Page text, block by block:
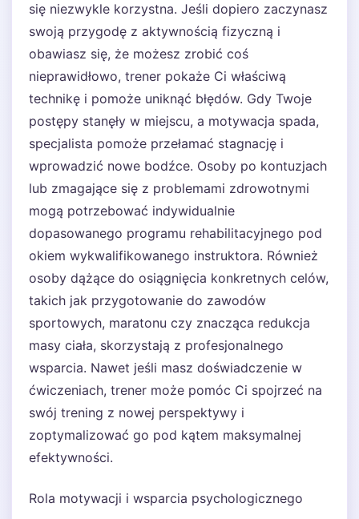
się niezwykle korzystna. Jeśli dopiero zaczynasz
swoją przygodę z aktywnością fizyczną i
obawiasz się, że możesz zrobić coś
nieprawidłowo, trener pokaże Ci właściwą
technikę i pomoże uniknąć błędów. Gdy Twoje
postępy stanęły w miejscu, a motywacja spada,
specjalista pomoże przełamać stagnację i
wprowadzić nowe bodźce. Osoby po kontuzjach
lub zmagające się z problemami zdrowotnymi
mogą potrzebować indywidualnie
dopasowanego programu rehabilitacyjnego pod
okiem wykwalifikowanego instruktora. Również
osoby dążące do osiągnięcia konkretnych celów,
takich jak przygotowanie do zawodów
sportowych, maratonu czy znacząca redukcja
masy ciała, skorzystają z profesjonalnego
wsparcia. Nawet jeśli masz doświadczenie w
ćwiczeniach, trener może pomóc Ci spojrzeć na
swój trening z nowej perspektywy i
zoptymalizować go pod kątem maksymalnej
efektywności.
Rola motywacji i wsparcia psychologicznego